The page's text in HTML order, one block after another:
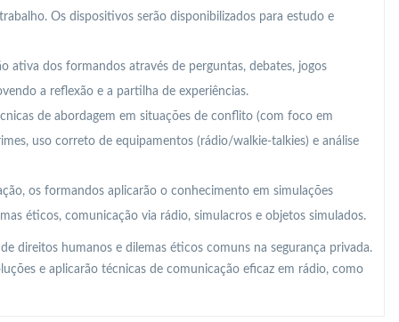
Os dispositivos serão disponibilizados para estudo e
ativa dos formandos através de perguntas, debates, jogos
a reflexão e a partilha de experiências.
de abordagem em situações de conflito (com foco em
uso correto de equipamentos (rádio/walkie-talkies) e análise
os formandos aplicarão o conhecimento em simulações
éticos, comunicação via rádio, simulacros e objetos simulados.
direitos humanos e dilemas éticos comuns na segurança privada.
e aplicarão técnicas de comunicação eficaz em rádio, como